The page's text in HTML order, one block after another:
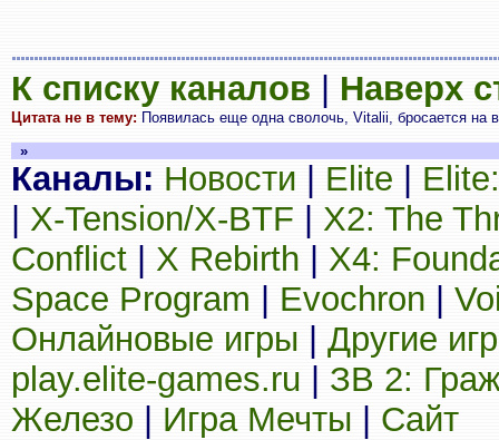
К списку каналов Наверх
Цитата не в тему: Появилась еще одна сволочь, Vitalii, бросается на
»
Каналы: Новости Elite
X-Tension/X-BTF
X2: The
Conflict
X Rebirth
X4:
Space Program
Evochron
Онлайновые игры
Другие
play.elite-games.ru
ЗВ 2:
Железо
Игра Мечты Сайт